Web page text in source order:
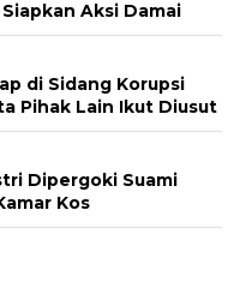
Aksi Damai
di Sidang Korupsi
Pihak Lain Ikut Diusut
Dipergoki Suami
Kos